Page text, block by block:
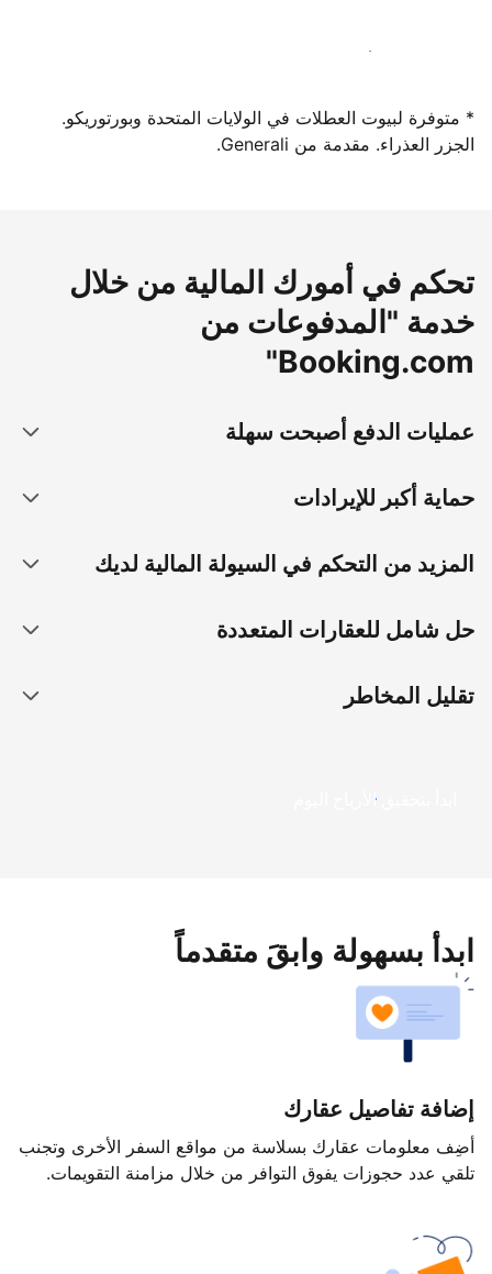
سجِّل كمضيف لدينا اليوم
* متوفرة لبيوت العطلات في الولايات المتحدة وبورتوريكو.
الجزر العذراء. مقدمة من Generali.
تحكم في أمورك المالية من خلال
خدمة "المدفوعات من
Booking.com"
عمليات الدفع أصبحت سهلة
حماية أكبر للإيرادات
المزيد من التحكم في السيولة المالية لديك
حل شامل للعقارات المتعددة
تقليل المخاطر
ابدأ بتحقيق الأرباح اليوم
ابدأ بسهولة وابقَ متقدماً
إضافة تفاصيل عقارك
أضِف معلومات عقارك بسلاسة من مواقع السفر الأخرى وتجنب
تلقي عدد حجوزات يفوق التوافر من خلال مزامنة التقويمات.